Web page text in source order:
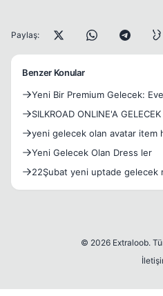
Paylaş:
Benzer Konular
Yeni Bir Premium Gelecek:
SILKROAD ONLINE'A
KANITLARI!
yeni gelecek olan avatar item
Yeni Gelecek Olan Dress ler
22Şubat yeni uptade gelecek
© 2026 Extraloob.